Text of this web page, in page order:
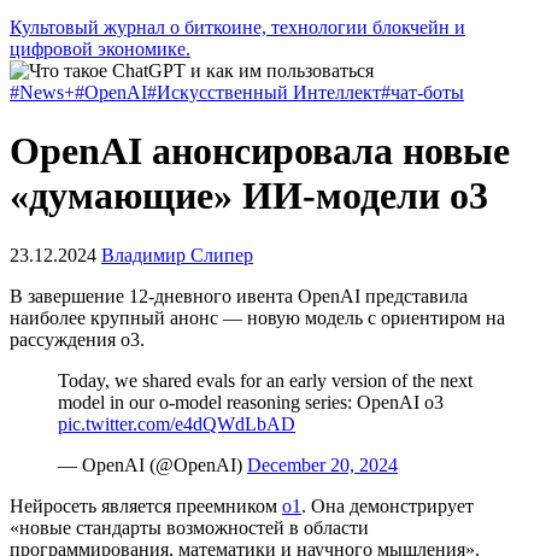
Культовый журнал о биткоине, технологии блокчейн и
цифровой экономике.
#News+#OpenAI#Искусственный Интеллект#чат-боты
OpenAI анонсировала новые
«думающие» ИИ-модели o3
23.12.2024 Владимир Слипер
В завершение 12-дневного ивента OpenAI представила
наиболее крупный анонс — новую модель с ориентиром на
рассуждения o3.
Today, we shared evals for an early version of the next
model in our o-model reasoning series: OpenAI o3
pic.twitter.com/e4dQWdLbAD
— OpenAI (@OpenAI) December 20, 2024
Нейросеть является преемником o1 . Она демонстрирует
«новые стандарты возможностей в области
программирования, математики и научного мышления».